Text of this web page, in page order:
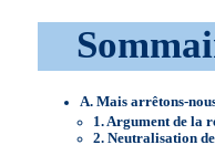
A. Mais arrêtons-
1. Argument de la
2. Neutralisation